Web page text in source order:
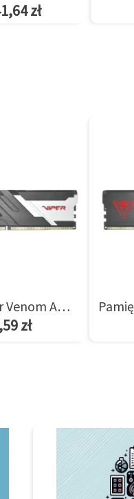
zł
Pamięć Viper Venom AMD 8GB/5600(1*8GB) CL36
zł